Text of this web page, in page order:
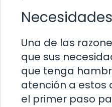
Una de las
que sus
que tenga
atención a estos
el primer paso